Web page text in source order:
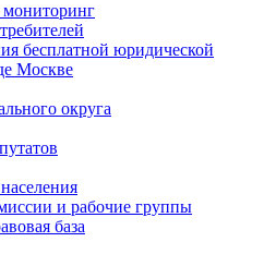
бесплатной юридической
Москве
округа
и рабочие группы
база